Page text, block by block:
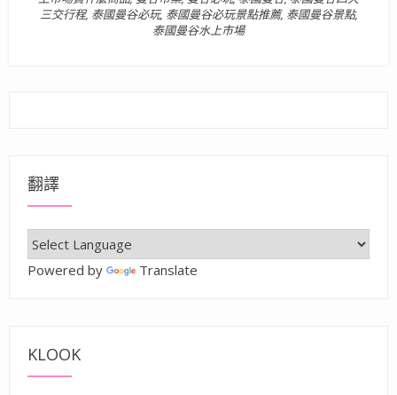
三交行程, 泰國曼谷必玩, 泰國曼谷必玩景點推薦, 泰國曼谷景點,
泰國曼谷水上市場
翻譯
Powered by Translate
KLOOK